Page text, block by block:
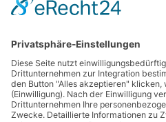
Tel.: 02381 / 30 220-0
info[at]oe-akademie.de
Vertrag widerrufen
Sitemap